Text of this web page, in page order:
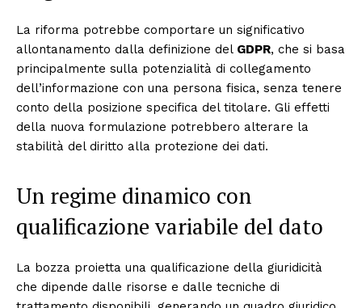
La riforma potrebbe comportare un significativo
allontanamento dalla definizione del GDPR, che si basa
principalmente sulla potenzialità di collegamento
dell’informazione con una persona fisica, senza tenere
conto della posizione specifica del titolare. Gli effetti
della nuova formulazione potrebbero alterare la
stabilità del diritto alla protezione dei dati.
Un regime dinamico con
qualificazione variabile del dato
La bozza proietta una qualificazione della giuridicità
che dipende dalle risorse e dalle tecniche di